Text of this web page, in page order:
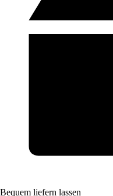
Bequem liefern lassen